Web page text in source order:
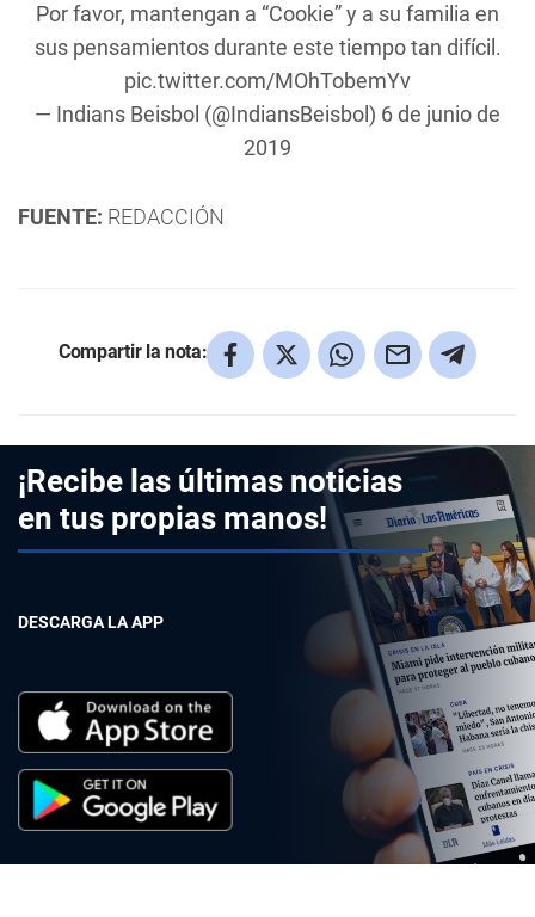
Por favor, mantengan a “Cookie” y a su familia en
sus pensamientos durante este tiempo tan difícil.
pic.twitter.com/MOhTobemYv
— Indians Beisbol (@IndiansBeisbol) 6 de junio de
2019
FUENTE: REDACCIÓN
Compartir la nota:
¡Recibe las últimas noticias
en tus propias manos!
DESCARGA LA APP